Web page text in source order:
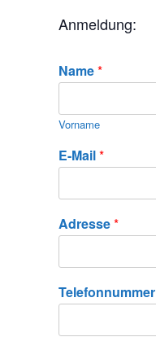
Anmeldung:
Name*
Vorname
E-Mail*
Adresse*
Telefonnummer